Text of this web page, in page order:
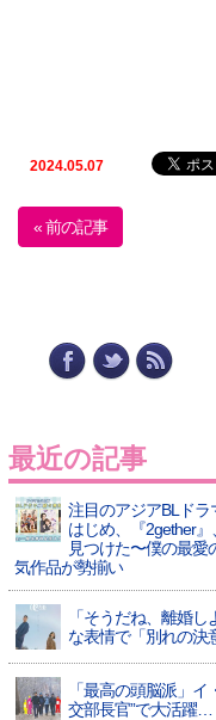
2024.05.07
« 前の記事
最近の記事
注目のアジアBLドラ
はじめ、『2gether
見つけた〜僕の最愛
気作品が勢揃い
「そうだね、離婚
な表情で「別れの
「最高の頭脳派」
交部長官”で大活躍…